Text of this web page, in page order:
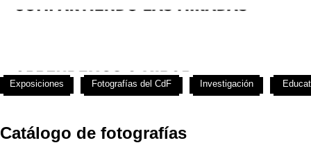
Catálogo de fotografías
Exposiciones Fotografías del CdF Investigación